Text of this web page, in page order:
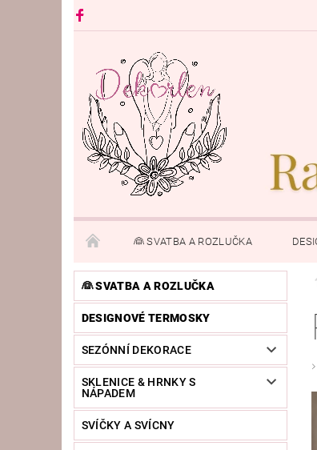
👰 SVATBA A ROZLUČKA
PRO ÚTULNÝ DOMOV ANDÍLCI A
KONTAKTY
👰 SVATBA A ROZLUČKA
DESIGNOVÉ TERMOSKY
SEZÓNNÍ DEKORACE
SKLENICE & HRNKY S
NÁPADEM
SVÍČKY A SVÍCNY